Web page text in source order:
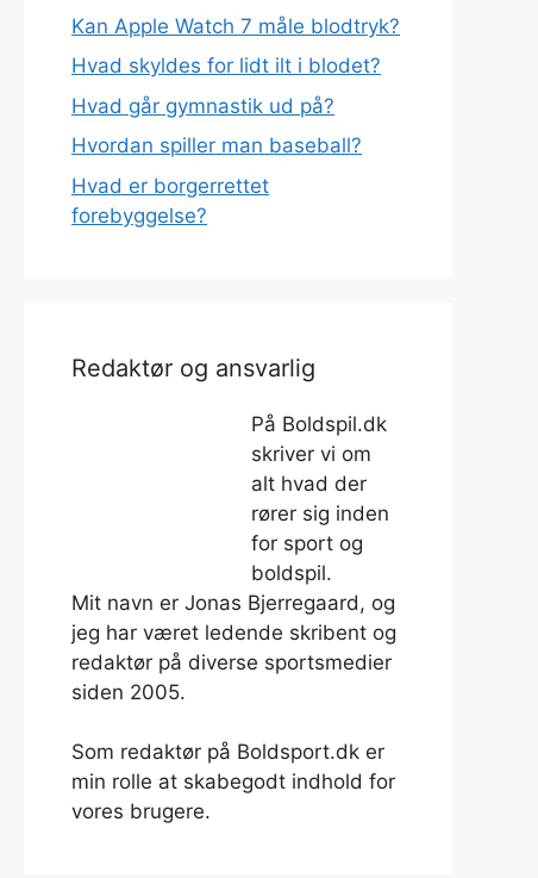
Kan Apple Watch 7 måle blodtryk?
Hvad skyldes for lidt ilt i blodet?
Hvad går gymnastik ud på?
Hvordan spiller man baseball?
Hvad er borgerrettet
forebyggelse?
Redaktør og ansvarlig
På Boldspil.dk
skriver vi om
alt hvad der
rører sig inden
for sport og
boldspil.
Mit navn er Jonas Bjerregaard, og
jeg har været ledende skribent og
redaktør på diverse sportsmedier
siden 2005.
Som redaktør på Boldsport.dk er
min rolle at skabegodt indhold for
vores brugere.